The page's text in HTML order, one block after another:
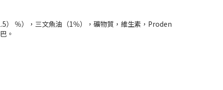
） ％），三文魚油（1％），礦物質，維生素，Proden
。